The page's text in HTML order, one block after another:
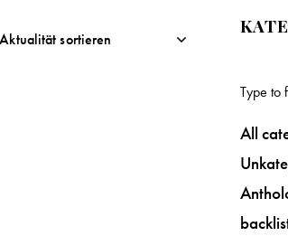
All